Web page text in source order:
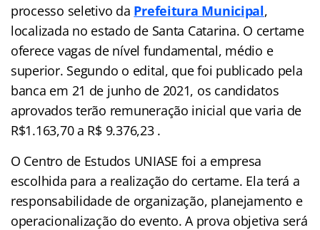
processo seletivo da Prefeitura Municipal,
localizada no estado de Santa Catarina. O certame
oferece vagas de nível fundamental, médio e
superior. Segundo o edital, que foi publicado pela
banca em 21 de junho de 2021, os candidatos
aprovados terão remuneração inicial que varia de
R$1.163,70 a R$ 9.376,23 .
O Centro de Estudos UNIASE foi a empresa
escolhida para a realização do certame. Ela terá a
responsabilidade de organização, planejamento e
operacionalização do evento. A prova objetiva será